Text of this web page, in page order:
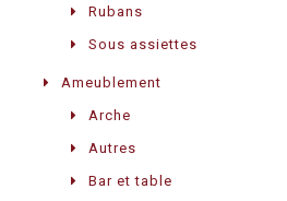
Rubans
Sous assiettes
Ameublement
Arche
Autres
Bar et table